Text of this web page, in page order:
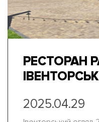
РЕСТОРАН
2025.04.29